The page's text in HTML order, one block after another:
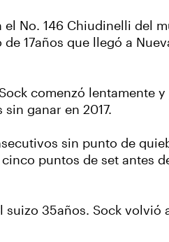
No. 146 Chiudinelli del
17años que llegó a
comenzó
ganar en 2017.
sin punto de
puntos de set antes
suizo 35años. Sock